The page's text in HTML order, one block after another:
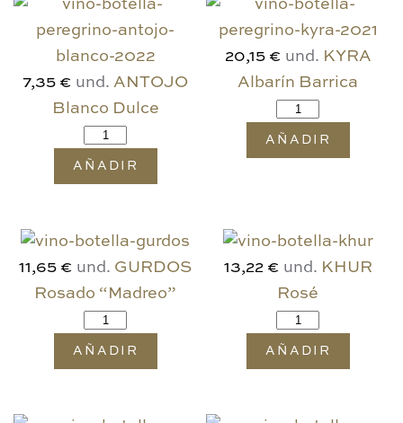
7,35 € und. ANTOJO
Blanco Dulce
AÑADIR
20,15 € und. KYRA
Albarín Barrica
AÑADIR
11,65 € und. GURDOS
Rosado “Madreo”
AÑADIR
13,22 € und. KHUR
Rosé
AÑADIR